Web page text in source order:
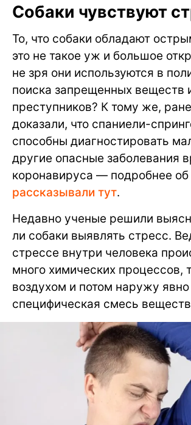
Собаки чувствуют
То, что собаки обладают
это не такое уж и большое
не зря они используются в
поиска запрещенных веществ
преступников? К тому же,
доказали, что спаниели-
способны диагностировать
другие опасные заболевания
коронавируса — подробнее
рассказывали тут.
Недавно ученые решили
ли собаки выявлять стресс.
стрессе внутри человека
много химических процессов,
воздухом и потом наружу
специфическая смесь